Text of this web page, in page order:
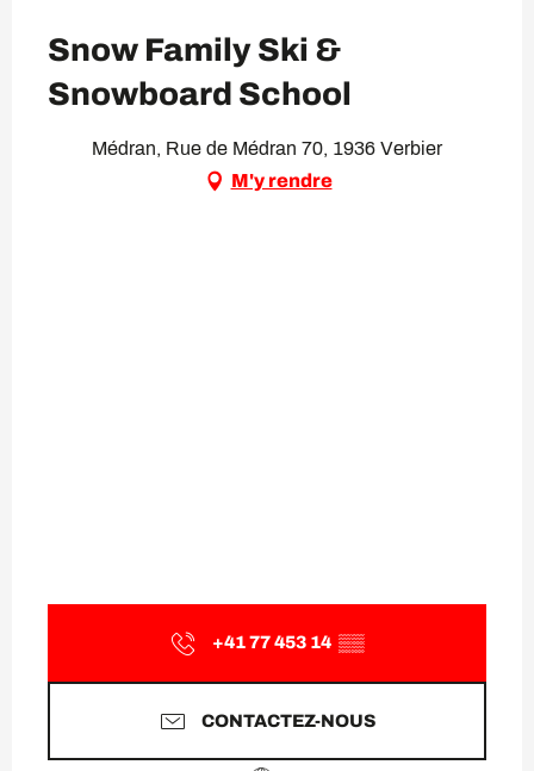
Snow Family Ski &
Snowboard School
Médran, Rue de Médran 70, 1936 Verbier
M'y rendre
+41 77 453 14 ▒▒
CONTACTEZ-NOUS